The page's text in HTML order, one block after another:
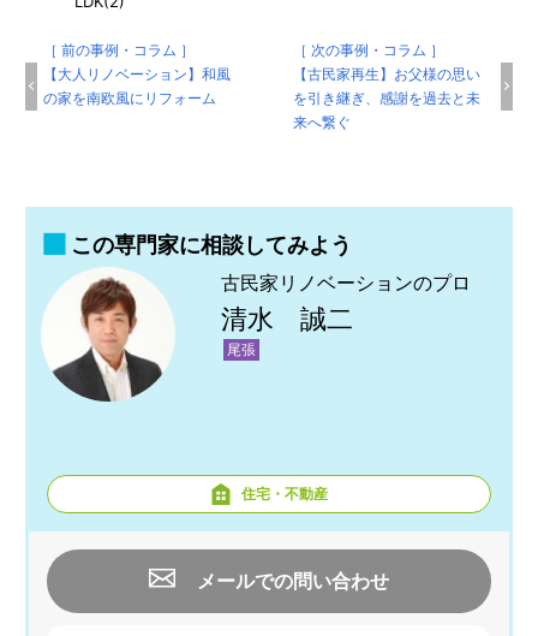
［ 前の事例・コラム ］
【大人リノベーション】和風
の家を南欧風にリフォーム
［ 次の事例・コラム ］
【古民家再生】お父様の思い
を引き継ぎ、感謝を過去と未
来へ繋ぐ
この専門家に相談してみよう
古民家リノベーションのプロ
清水 誠二
尾張
住宅・不動産
メールでの問い合わせ